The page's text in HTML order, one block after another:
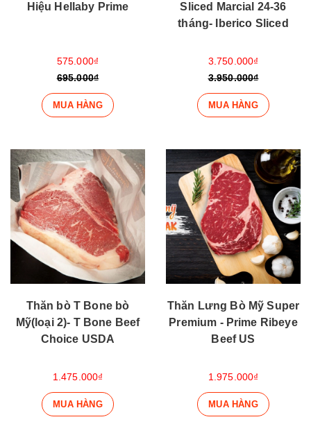
Hiệu Hellaby Prime
575.000₫
695.000₫
MUA HÀNG
Sliced Marcial 24-36
tháng- Iberico Sliced
3.750.000₫
3.950.000₫
MUA HÀNG
Thăn bò T Bone bò
Mỹ(loại 2)- T Bone Beef
Choice USDA
1.475.000₫
MUA HÀNG
Thăn Lưng Bò Mỹ Super
Premium - Prime Ribeye
Beef US
1.975.000₫
MUA HÀNG